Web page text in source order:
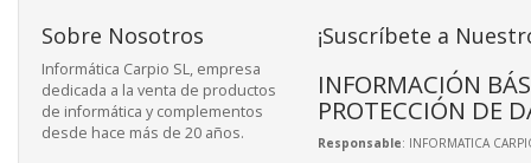
Sobre Nosotros
Informática Carpio SL, empresa
dedicada a la venta de productos
de informática y complementos
desde hace más de 20 años.
¡Suscríbete a
INFORMACIÓN
PROTECCIÓN DE
Responsable: INFORMATICA